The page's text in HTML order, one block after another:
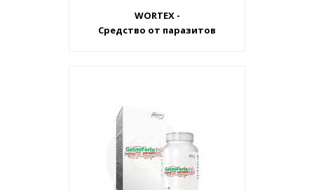
WORTEX -
Средство от паразитов